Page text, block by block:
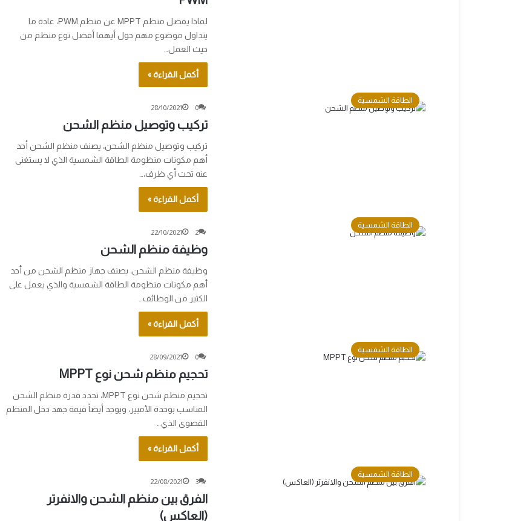
لماذا يفضل منظم MPPT عن منظم PWM، عادة ما
يتداول موضوع مهم حول أيهما أفضل نوع منظم من
حيث العمل…
أكمل القراءة »
الطاقة الشمسية
28/10/2021 0
تركيب وتوصيل منظم الشحن
تركيب وتوصيل منظم الشحن، يصنف منظم الشحن أحد
أهم مكونات منظومة الطاقة الشمسية الذي لا يستغنى
عنه تحت أي ظرف،…
أكمل القراءة »
الطاقة الشمسية
22/10/2021 2
وظيفة منظم الشحن
وظيفة منظم الشحن، يصنف جهاز منظم الشحن من أحد
أهم مكونات منظومة الطاقة الشمسية والذي يعمل على
الكثير من الوظائف…
أكمل القراءة »
الطاقة الشمسية
28/09/2021 0
تحجيم منظم شحن نوع MPPT
تحجيم منظم شحن نوع MPPT، تحدد قدرة منظم الشحن
المناسب بوحدة الأمبير، ويوجد أيضاً قيمة جهد دخل المنظم
القصوى الذي…
أكمل القراءة »
الطاقة الشمسية
22/08/2021 3
الفرق بين منظم الشحن والانفرتر
(العاكس)